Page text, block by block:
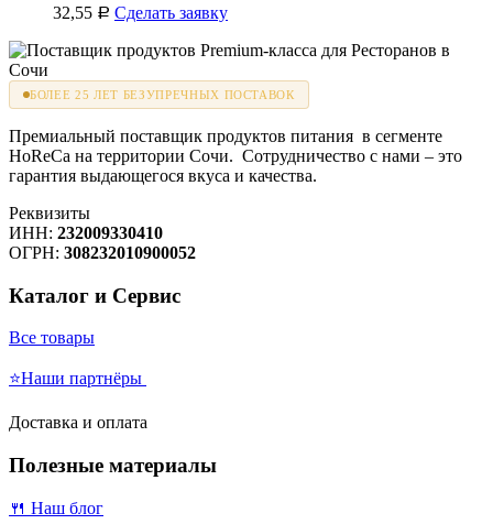
32,55 Р Сделать заявку
БОЛЕЕ 25 ЛЕТ БЕЗУПРЕЧНЫХ ПОСТАВОК
Премиальный поставщик продуктов питания в сегменте
HoReCa на территории Сочи. Сотрудничество с нами – это
гарантия выдающегося вкуса и качества.
Реквизиты
ИНН: 232009330410
ОГРН: 308232010900052
Каталог и Сервис
Все товары
⭐Наши партнёры
Доставка и оплата
Полезные материалы
🍴 Наш блог